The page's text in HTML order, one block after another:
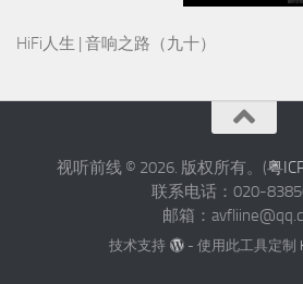
HiFi人生 | 音响之路（九十）
视听前线 © 2026. 版权所有。(粤
联系电话：020-
邮箱：
技术支持 - 使用此工具定制